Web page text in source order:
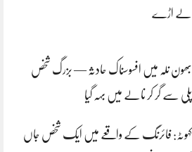
لے اڑے
بھون نلہ میں افسوسناک حادثہ — بزرگ شخص
پلی سے گر کر نالے میں بہہ گیا
کہوٹہ: فائرنگ کے واقعے میں ایک شخص جاں